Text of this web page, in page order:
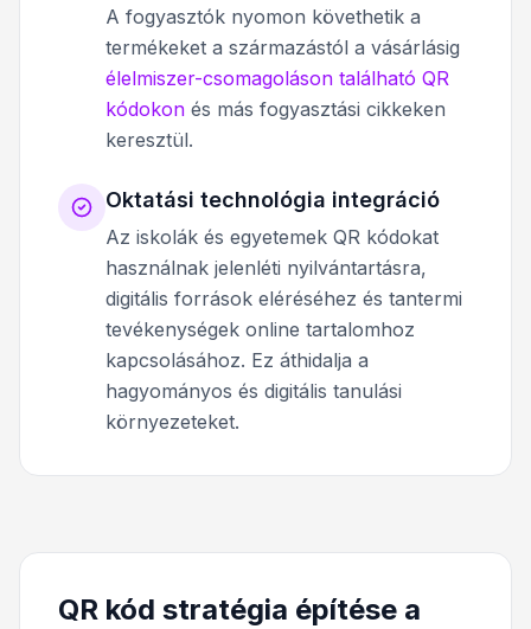
A fogyasztók nyomon követhetik a
termékeket a származástól a vásárlásig
élelmiszer-csomagoláson található QR
kódokon és más fogyasztási cikkeken
keresztül.
Oktatási technológia integráció
Az iskolák és egyetemek QR kódokat
használnak jelenléti nyilvántartásra,
digitális források eléréséhez és tantermi
tevékenységek online tartalomhoz
kapcsolásához. Ez áthidalja a
hagyományos és digitális tanulási
környezeteket.
QR kód stratégia építése a